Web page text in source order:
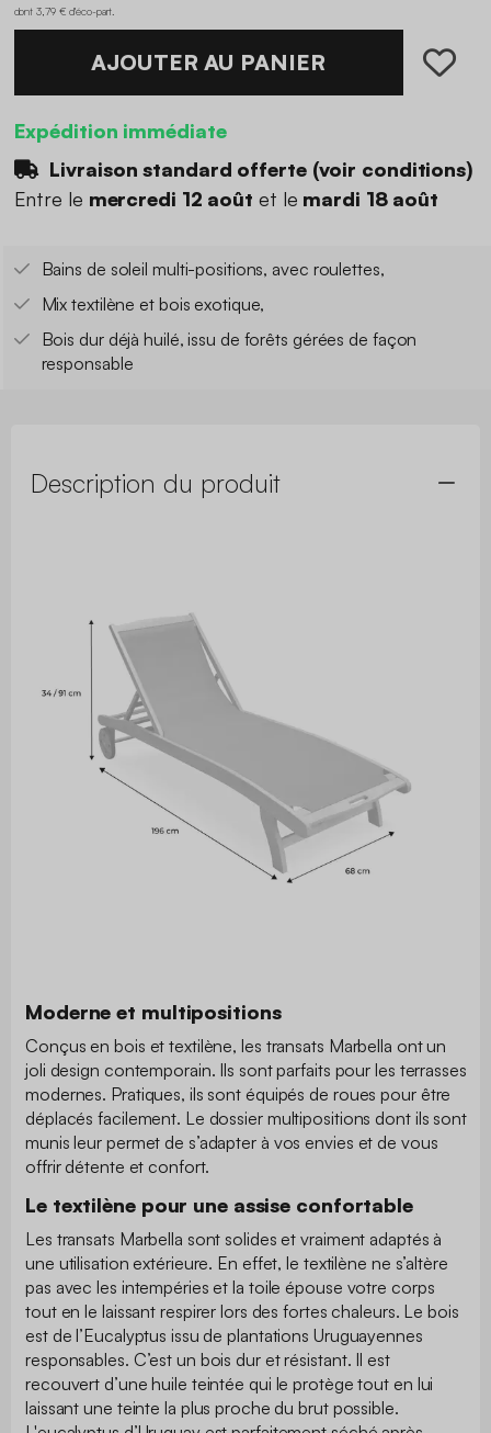
dont 3,79 € d'éco-part
AJOUTER AU PANIER
Expédition immédiate
Livraison standard offerte (voir conditions)
Entre le mercredi 12 août et le mardi 18 août
Bains de soleil multi-positions, avec roulettes,
Mix textilène et bois exotique,
Bois dur déjà huilé, issu de forêts gérées de façon
responsable
Description du produit
Moderne et multipositions
Conçus en bois et textilène, les transats Marbella ont un
joli design contemporain. Ils sont parfaits pour les terrasses
modernes. Pratiques, ils sont équipés de roues pour être
déplacés facilement. Le dossier multipositions dont ils sont
munis leur permet de s’adapter à vos envies et de vous
offrir détente et confort.
Le textilène pour une assise confortable
Les transats Marbella sont solides et vraiment adaptés à
une utilisation extérieure. En effet, le textilène ne s’altère
pas avec les intempéries et la toile épouse votre corps
tout en le laissant respirer lors des fortes chaleurs. Le bois
est de l’Eucalyptus issu de plantations Uruguayennes
responsables. C’est un bois dur et résistant. Il est
recouvert d’une huile teintée qui le protège tout en lui
laissant une teinte la plus proche du brut possible.